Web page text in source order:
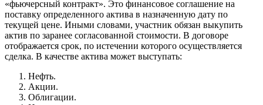
«фьючерсный контракт». Это финансовое соглашение на
поставку определенного актива в назначенную дату по
текущей цене. Иными словами, участник обязан выкупить
актив по заранее согласованной стоимости. В договоре
отображается срок, по истечении которого осуществляется
сделка. В качестве актива может выступать:
Нефть.
Акции.
Облигации.